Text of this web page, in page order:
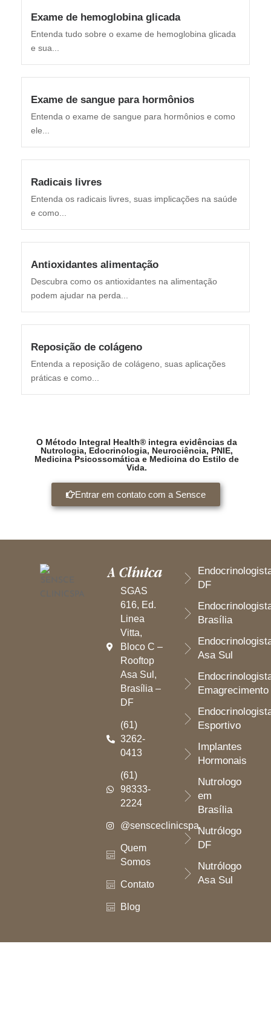
Exame de hemoglobina glicada
Entenda tudo sobre o exame de hemoglobina glicada
e sua...
Exame de sangue para hormônios
Entenda o exame de sangue para hormônios e como
ele...
Radicais livres
Entenda os radicais livres, suas implicações na saúde
e como...
Antioxidantes alimentação
Descubra como os antioxidantes na alimentação
podem ajudar na perda...
Reposição de colágeno
Entenda a reposição de colágeno, suas aplicações
práticas e como...
O Método Integral Health® integra evidências da
Nutrologia, Edocrinologia, Neurociência, PNIE,
Medicina Psicossomática e Medicina do Estilo de
Vida.
Entrar em contato com a Sensce
A Clínica
SGAS
616, Ed.
Linea
Vitta,
Bloco C –
Rooftop
Asa Sul,
Brasília –
DF
(61)
3262-
0413
(61)
98333-
2224
@sensceclinicspa
Quem
Somos
Contato
Blog
DF
Brasília
Asa Sul
Emagrecimento
Esportivo
Implantes
Hormonais
Nutrologo
em
Brasília
Nutrólogo
DF
Nutrólogo
Asa Sul